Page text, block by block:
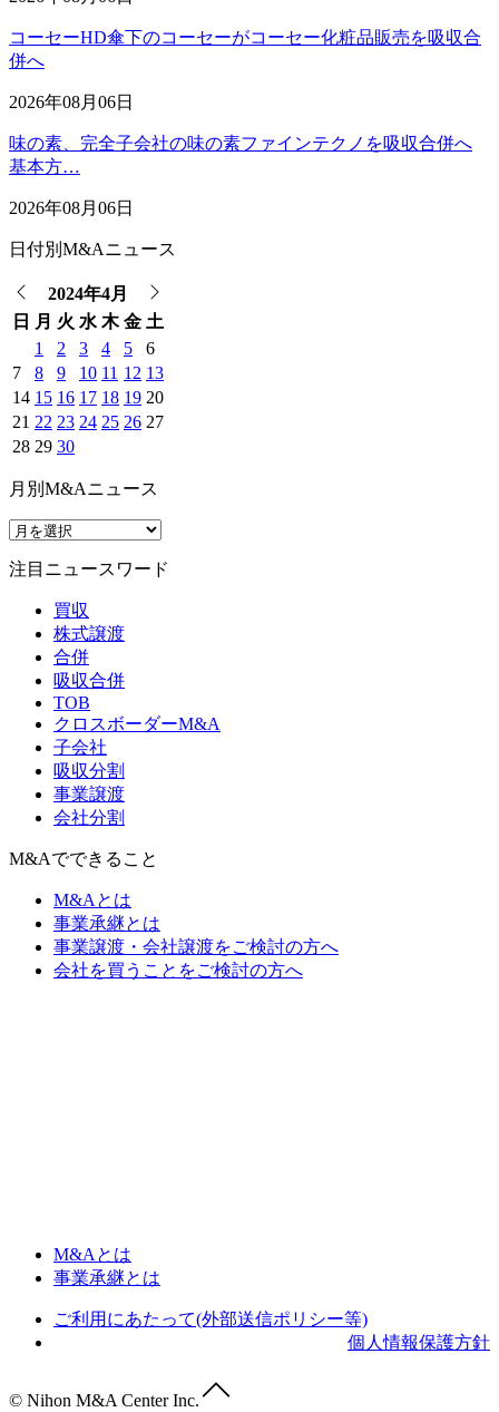
コーセーHD傘下のコーセーがコーセー化粧品販売を吸収合
併へ
2026年08月06日
味の素、完全子会社の味の素ファインテクノを吸収合併へ
基本方…
2026年08月06日
日付別M&Aニュース
2024年4月
日
月 火 水 木 金 土
1
2 3 4 5
6
7
8 9 10 11 12 13
14 15 16 17 18 19 20
21 22 23 24 25 26 27
28 29 30
月別M&Aニュース
注目ニュースワード
買収
株式譲渡
合併
吸収合併
TOB
クロスボーダーM&A
子会社
吸収分割
事業譲渡
会社分割
M&Aでできること
M&Aとは
事業承継とは
事業譲渡・会社譲渡をご検討の方へ
会社を買うことをご検討の方へ
M&Aとは
事業承継とは
ご利用にあたって(外部送信ポリシー等)
個人情報保護方針
© Nihon M&A Center Inc.